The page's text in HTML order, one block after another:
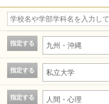
指定する 九州・沖縄
指定する 私立大学
指定する 人間・心理